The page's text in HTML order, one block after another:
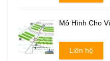
Mô Hình Cho
Liên hệ